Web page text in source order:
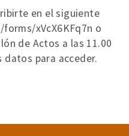
en el siguiente
xVcX6KFq7n o
de Actos a las 11.00
datos para acceder.